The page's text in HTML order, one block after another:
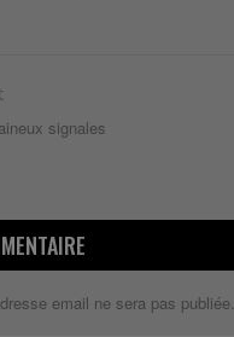
signales
email ne sera pas publiée.